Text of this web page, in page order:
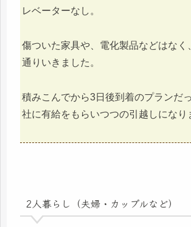
レベーターなし。
傷ついた家具や、電化製品などはなく
通りいきました。
積みこんでから3日後到着のプランだ
社に有給をもらいつつの引越しになり
2人暮らし（夫婦・カップルなど）